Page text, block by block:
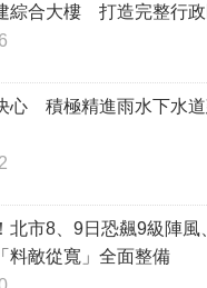
綜合大樓 打造完整行
心 積極精進雨水下水
北市8、9日恐飆9級陣風
敵從寬」全面整備